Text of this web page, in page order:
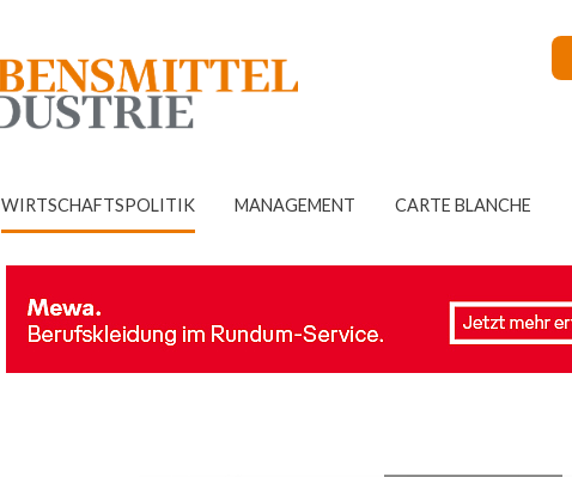
WIRTSCHAFTSPOLITIK MANAGEMENT CARTE BLANCHE